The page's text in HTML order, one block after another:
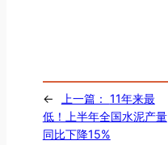
← 上一篇： 11年来最
低！上半年全国水泥产量
同比下降15%